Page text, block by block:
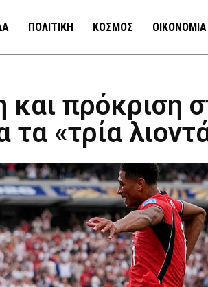
ΠΟΛΙΤΙΚΗ ΚΟΣΜΟΣ ΟΙΚΟΝΟΜΙΑ
πρόκριση
«τρία